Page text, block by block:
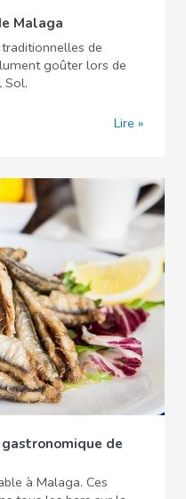
Malaga
de
goûter lors de
Sol.
Lire
de
à Malaga. Ces